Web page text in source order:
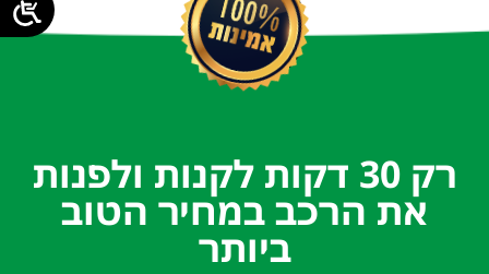
רק 30 דקות לקנות ולפנות
את הרכב במחיר הטוב
ביותר